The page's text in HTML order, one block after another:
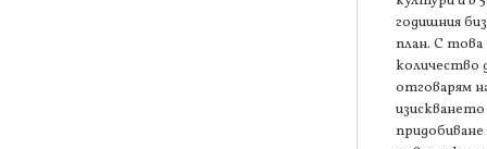
годишния
план. С това
количество
отговарям
изискването
придобиване